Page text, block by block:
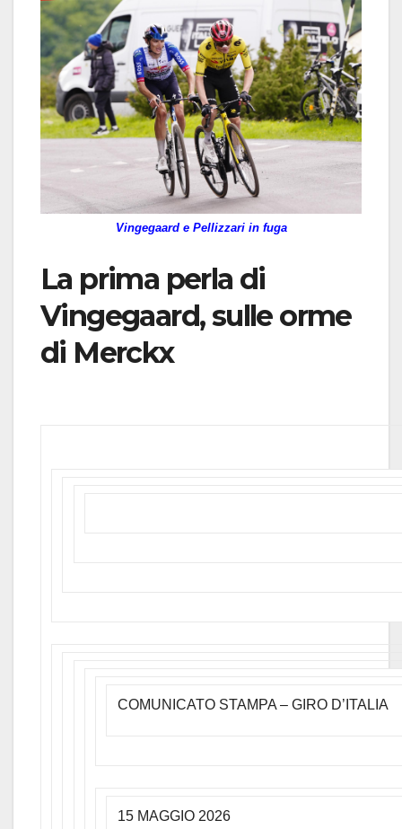
Vingegaard e Pellizzari in fuga
La prima perla di
Vingegaard, sulle orme
di Merckx
COMUNICATO STAMPA – GIRO D’ITALIA
15 MAGGIO 2026